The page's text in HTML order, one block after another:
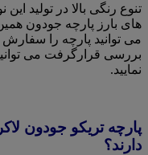
تنوع رنگی بالا در تولید
های بارز پارچه جودون
می توانید پارچه را
بررسی قرارگرفت می
نمایید.
پارچه تریکو جودون
دارند؟